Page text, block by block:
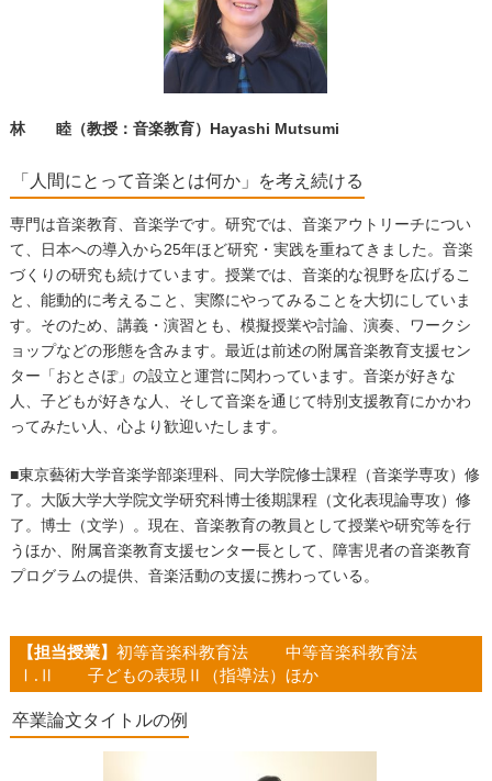
林 睦（教授：音楽教育）Hayashi Mutsumi
「人間にとって音楽とは何か」を考え続ける
専門は音楽教育、音楽学です。研究では、音楽アウトリーチについ
て、日本への導入から25年ほど研究・実践を重ねてきました。音楽
づくりの研究も続けています。授業では、音楽的な視野を広げるこ
と、能動的に考えること、実際にやってみることを大切にしていま
す。そのため、講義・演習とも、模擬授業や討論、演奏、ワークシ
ョップなどの形態を含みます。最近は前述の附属音楽教育支援セン
ター「おとさぽ」の設立と運営に関わっています。音楽が好きな
人、子どもが好きな人、そして音楽を通じて特別支援教育にかかわ
ってみたい人、心より歓迎いたします。
■東京藝術大学音楽学部楽理科、同大学院修士課程（音楽学専攻）修
了。大阪大学大学院文学研究科博士後期課程（文化表現論専攻）修
了。博士（文学）。現在、音楽教育の教員として授業や研究等を行
うほか、附属音楽教育支援センター長として、障害児者の音楽教育
プログラムの提供、音楽活動の支援に携わっている。
【担当授業】初等音楽科教育法 中等音楽科教育法
Ⅰ.Ⅱ 子どもの表現Ⅱ（指導法）ほか
卒業論文タイトルの例